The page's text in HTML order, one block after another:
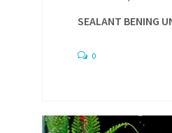
SEALANT BENING
0